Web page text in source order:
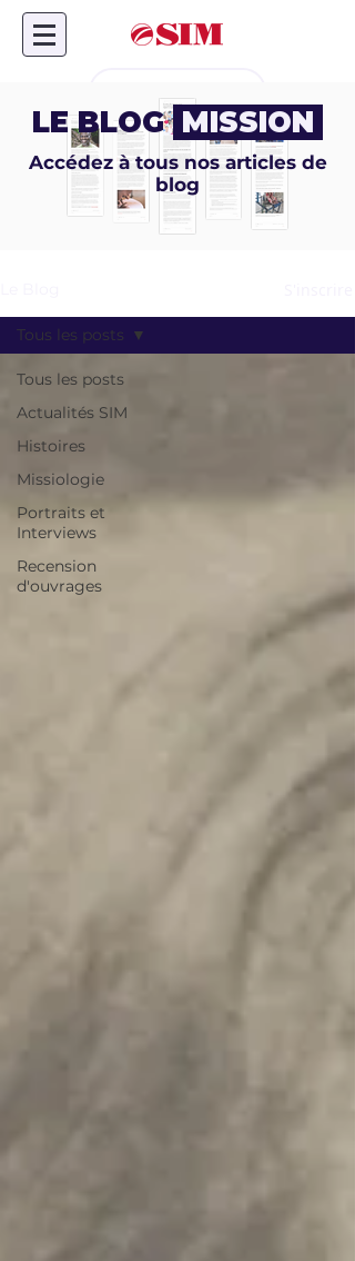
LE BLOG MISSION
Accédez à tous nos articles de
blog
Tous les posts
Actualités SIM
Histoires
Missiologie
Portraits et
Interviews
Recension
d'ouvrages
Tous les posts